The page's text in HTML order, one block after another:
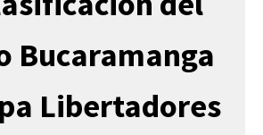
Bucaramanga
Libertadores